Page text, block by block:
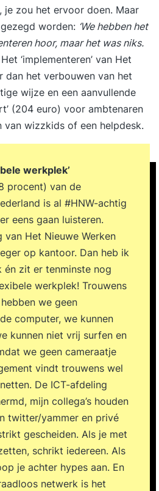
je zou het ervoor doen. Maar
worden: ‘We hebben het
hoor, maar het was niks.
‘implementeren’ van Het
dan het verbouwen van het
wijze en een aanvullende
(204 euro) voor ambtenaren
wizzkids of een helpdesk.
werkplek’
procent) van de
is al #HNW-achtig
eens gaan luisteren.
van Het Nieuwe Werken
op kantoor. Dan heb ik
én zit er tenminste nog
werkplek! Trouwens
we geen
computer, we kunnen
kunnen niet vrij surfen en
we geen cameraatje
vindt trouwens wel
De ICT-afdeling
mijn collega’s houden
twitter/yammer en privé
gescheiden. Als je met
schrikt iedereen. Als
je achter hypes aan. En
netwerk is het